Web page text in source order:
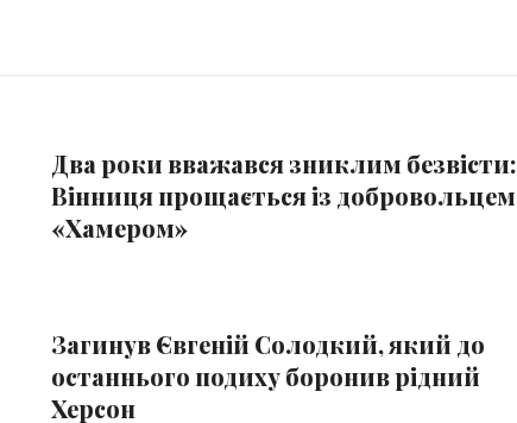
Два роки вважався зниклим безвісти:
Вінниця прощається із добровольцем
«Хамером»
Загинув Євгеній Солодкий, який до
останнього подиху боронив рідний
Херсон